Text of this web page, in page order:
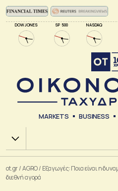
DOW JONES SP 500 NASDAQ
MARKETS BUSINESS
Χ.Α.
ot.gr/AGRO/ Εξαγωγές: Ποια είναι η
διεθνή αγορά